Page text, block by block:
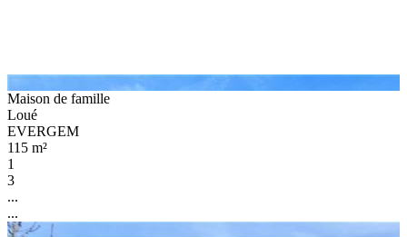
Maison de famille
Loué
EVERGEM
115 m²
1
3
...
...